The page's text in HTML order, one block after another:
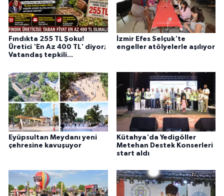
Fındıkta 255 TL Şoku!
Üretici 'En Az 400 TL' diyor;
Vatandaş tepkili...
İzmir Efes Selçuk'te
engeller atölyelerle aşılıyor
Eyüpsultan Meydanı yeni
çehresine kavuşuyor
Kütahya'da Yedigöller
Metehan Destek Konserleri
start aldı